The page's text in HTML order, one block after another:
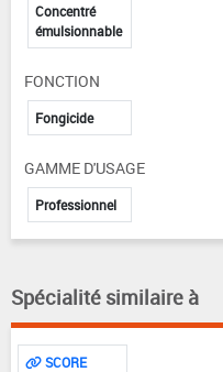
Concentré
émulsionnable
FONCTION
Fongicide
GAMME D'USAGE
Professionnel
Spécialité similaire à
SCORE